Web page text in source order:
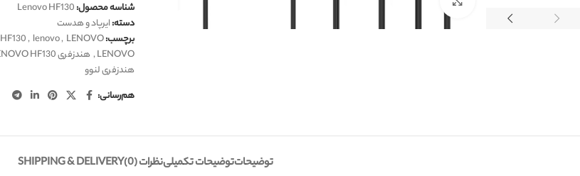
شناسه محصول:Lenovo HF130
دسته:ایرپاد و هدست
برچسب:
HF130, lenovo, LENOVO مدل HF130
LENOVO
, هندزفری LENOVO HF130
هندزفری لنوو
هم‌رسانی:
توضیحاتتوضیحات تکمیلینظرات (0) SHIPPING & DELIVERY